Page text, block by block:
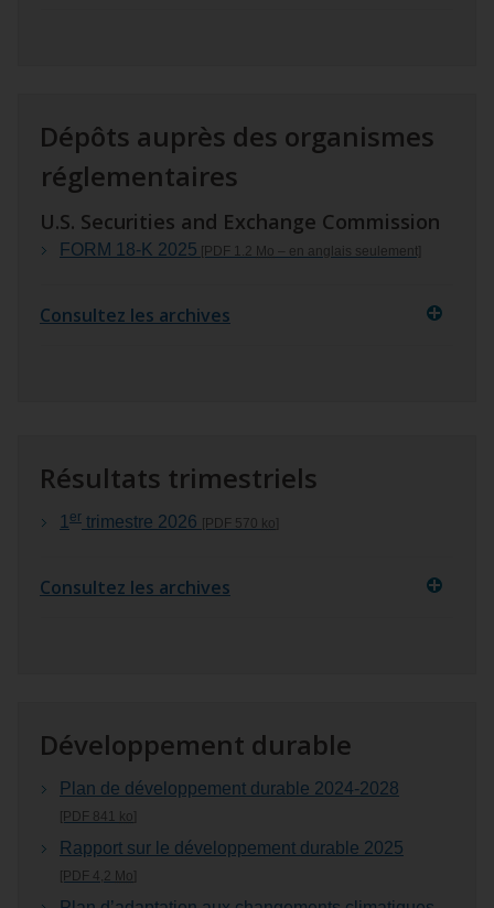
Dépôts auprès des organismes
réglementaires
U.S. Securities and Exchange Commission
FORM 18‑K 2025 [PDF 1.2 Mo – en anglais seulement]
Consultez les archives
Résultats trimestriels
1 er trimestre 2026 [PDF 570 ko
Consultez les archives
Développement durable
Plan de développement durable 2024‑2028
[PDF 841 ko
Rapport sur le développement durable 2025
[PDF 4,2 Mo